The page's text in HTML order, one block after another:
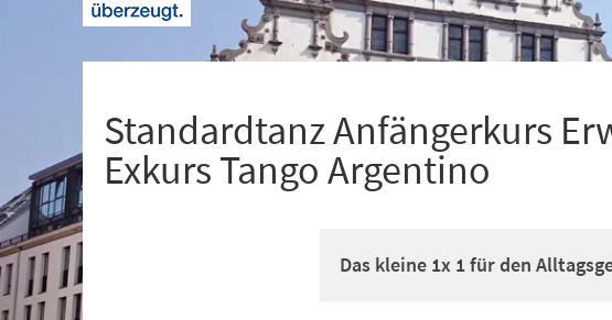
Standardtanz Anfängerkurs
Exkurs Tango Argentino
Das kleine 1x 1 für den